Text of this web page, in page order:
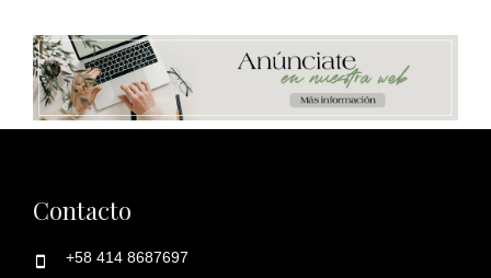
Contacto
+58 414 8687697